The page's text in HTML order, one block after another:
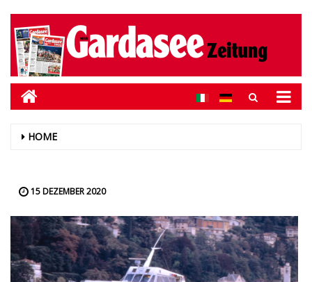
HOME
15 DEZEMBER 2020